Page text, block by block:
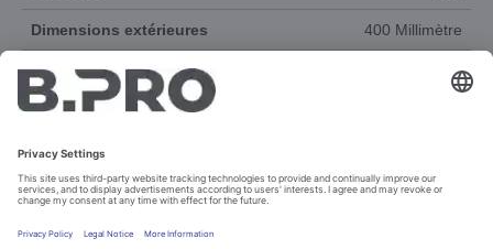
Dimensions extérieures 400 Millimètre
Dimensions extérieures
Largeur
620 Millimètre
Matériau Acier inoxydable 18/10